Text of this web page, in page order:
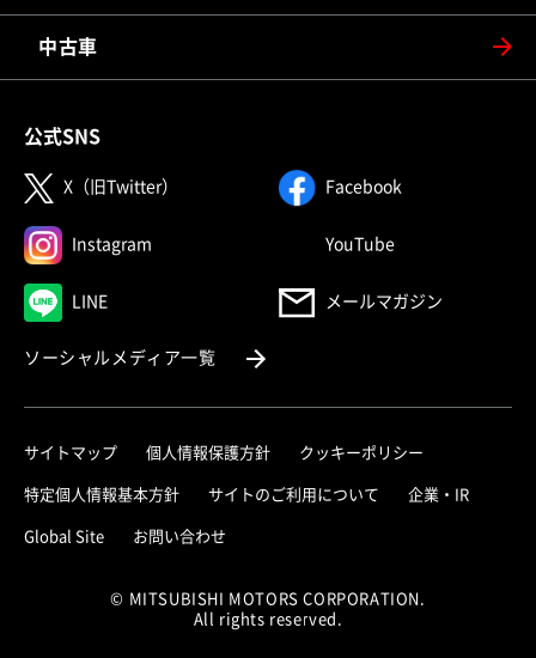
中古車
公式SNS
X（旧Twitter） （別ウィンドウで開く）Facebook（別ウィンドウ
Instagram （別ウィンドウで開く）YouTube（別ウィンドウで
LINE（別ウィンドウで開く） メールマガジン
ソーシャルメディア一覧（別ウィンドウで開く）
サイトマップ 個人情報保護方針 クッキーポリシー
特定個人情報基本方針 サイトのご利用について 企業・IR（別ウィ
Global Site（別ウィンドウで開く）
お問い合わせ
© MITSUBISHI MOTORS CORPORATION.
All rights reserved.